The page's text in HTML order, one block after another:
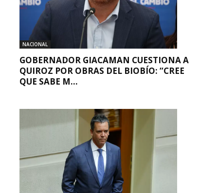
NACIONAL
GOBERNADOR GIACAMAN CUESTIONA A
QUIROZ POR OBRAS DEL BIOBÍO: “CREE
QUE SABE M...